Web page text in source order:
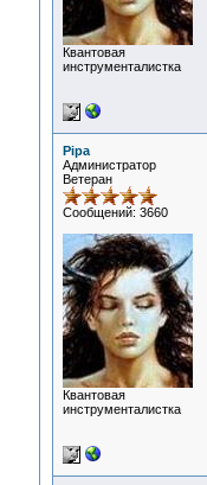
Квантовая
инструменталистка
Pipa
Администратор
Ветеран
Сообщений: 3660
Квантовая
инструменталистка